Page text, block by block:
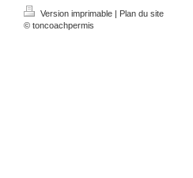
Version imprimable | Plan du site
© toncoachpermis